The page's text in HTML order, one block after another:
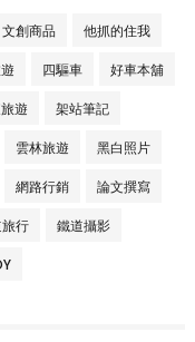
文創商品 他抓的住我
四驅車 好車本舖
遊 架站筆記
雲林旅遊 黑白照片
網路行銷 論文撰寫
行 鐵道攝影